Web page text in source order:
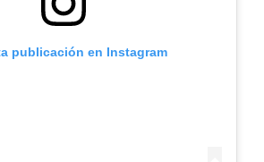
publicación en Instagram